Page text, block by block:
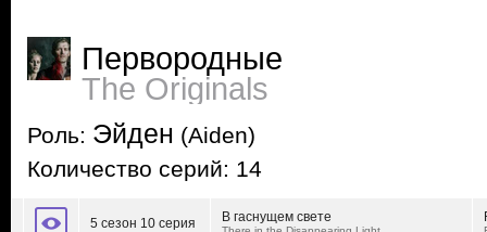
Первородные
The Originals
Роль: Эйден (Aiden)
Количество серий: 14
5 сезон 10 серия В гаснущем свете